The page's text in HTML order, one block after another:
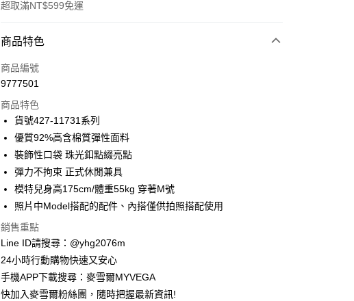
超取滿NT$599免運
付款方式
信用卡一次付款
3 期 0 利率 每期 NT$390
合作金庫商業銀行
華南商業銀行
國泰世華商業銀行
臺灣中小企業銀行
台中商業銀行
匯豐（台灣）商業銀行
華泰商業銀行
聯邦商業銀行
玉山商業銀行
台新國際商業銀行
台灣樂天信用卡公司
超商取貨付款
Apple Pay
悠遊付
ATM付款
貨到付款
商品特色
商品編號
9777501
商品特色
貨號427-11731系列
優質92%高含棉質彈性面料
裝飾性口袋 珠光釦點綴亮點
彈力不拘束 正式休閒兼具
模特兒身高175cm/體重55kg 穿著M號
照片中Model搭配的配件、內搭僅供拍照搭配使用
銷售重點
Line ID請搜尋：@yhg2076m
24小時行動購物快速又安心
手機APP下載搜尋：麥雪爾MYVEGA
快加入麥雪爾粉絲團，隨時把握最新資訊!